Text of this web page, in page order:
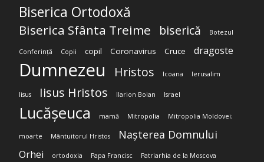
Biserica Ortodoxă
Biserica Sfânta Treime biserică Botezul
Conferință Copii copil Coronavirus Cruce dragoste
Dumnezeu Hristos Icoana Ierusalim
Iisus Iisus Hristos Ilarion Boian Israel
Lucășeuca mamă Mitropolia Mitropolia Moldovei;
moarte Mântuitorul Hristos Nașterea Domnului
Orhei ortodoxia Papa Francisc Patriarhia de la Moscova